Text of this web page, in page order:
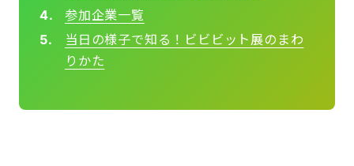
参加企業一覧
当日の様子で知る！ビビビット展のまわ
りかた